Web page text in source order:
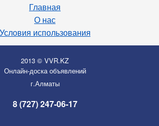
Главная
О нас
Условия использования
2013 © VVR.KZ
Онлайн-доска объявлений
г.Алматы
8 (727) 247-06-17